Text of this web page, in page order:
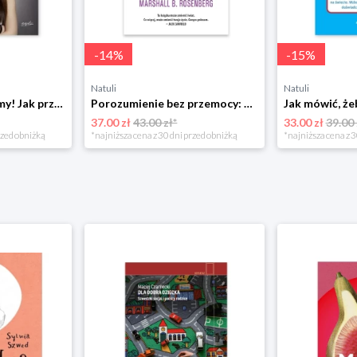
Już się nie rozumiemy! Jak przeżyć czas trzaskających drzwi Esprit
obniżką
-14%
Natuli
Porozumienie bez przemocy: o języku życia Czarna owca
37.00 zł43.00 zł*
*najniższa cena z 30 dni przed obniżką
-15%
Natuli
33.00 zł39.00
*najniższa cena z